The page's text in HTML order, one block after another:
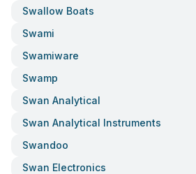
Swallow Boats
Swami
Swamiware
Swamp
Swan Analytical
Swan Analytical Instruments
Swandoo
Swan Electronics